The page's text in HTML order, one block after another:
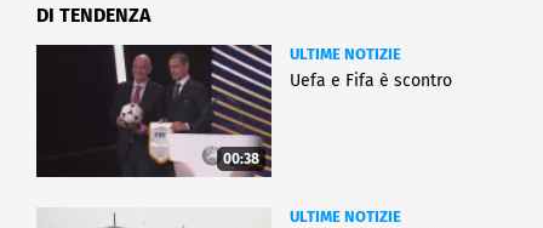
DI TENDENZA
00:38
ULTIME NOTIZIE
Uefa e Fifa è scontro
ULTIME NOTIZIE